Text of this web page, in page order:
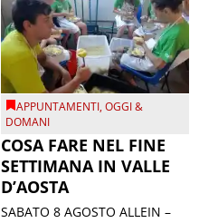
APPUNTAMENTI,OGGI &
DOMANI
COSA FARE NEL FINE
SETTIMANA IN VALLE
D’AOSTA
SABATO 8 AGOSTO ALLEIN –